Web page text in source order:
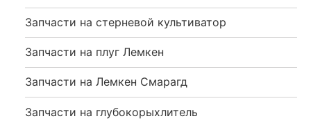
Запчасти на стерневой культиватор
Запчасти на плуг Лемкен
Запчасти на Лемкен Смарагд
Запчасти на глубокорыхлитель